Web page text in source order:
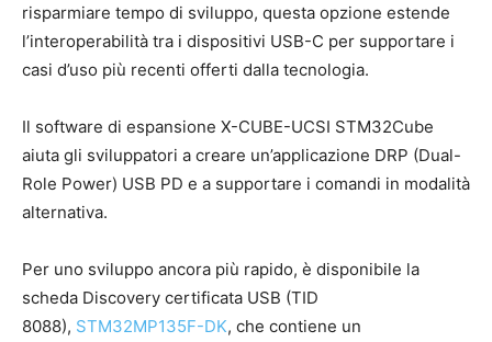
risparmiare tempo di sviluppo, questa opzione estende
l’interoperabilità tra i dispositivi USB-C per supportare i
casi d’uso più recenti offerti dalla tecnologia.
Il software di espansione X-CUBE-UCSI STM32Cube
aiuta gli sviluppatori a creare un’applicazione DRP (Dual-
Role Power) USB PD e a supportare i comandi in modalità
alternativa.
Per uno sviluppo ancora più rapido, è disponibile la
scheda Discovery certificata USB (TID
8088), STM32MP135F-DK, che contiene un